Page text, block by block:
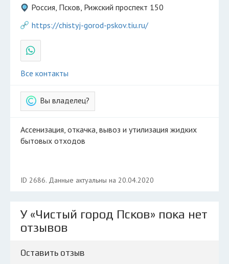
Россия, Псков, Рижский проспект 150
https://chistyj-gorod-pskov.tiu.ru/
Все контакты
Вы владелец?
Ассенизация, откачка, вывоз и утилизация жидких
бытовых отходов
ID 2686. Данные актуальны на 20.04.2020
У «Чистый город Псков» пока нет
отзывов
Оставить отзыв